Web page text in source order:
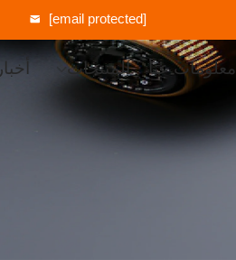
[email protected]
معلومات عنا المنتجات أخبار